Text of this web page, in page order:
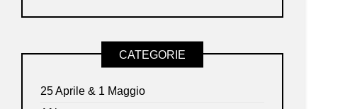
CATEGORIE
25 Aprile & 1 Maggio